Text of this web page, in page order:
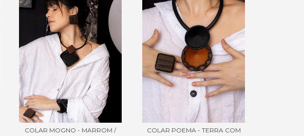
COLAR MOGNO - MARROM /
COLAR POEMA - TERRA COM